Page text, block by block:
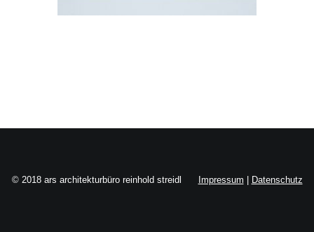
© 2018 ars architekturbüro reinhold streidl Impressum Datenschutz